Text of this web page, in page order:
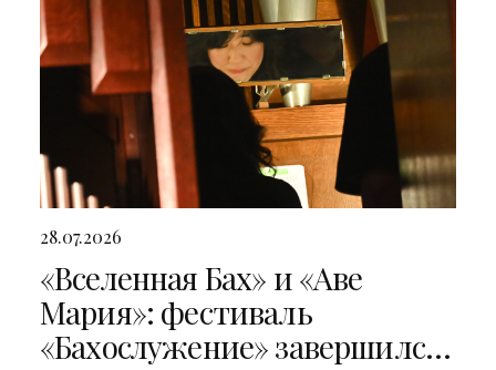
28.07.2026
«Вселенная Бах» и «Аве
Мария»: фестиваль
«Бахослужение» завершился